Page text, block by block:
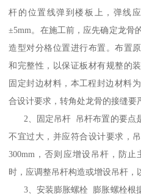
杆的位置线弹到楼板上，弹线
±5mm。在施工前，应先确定龙骨
造型对分格位置进行布置。布置
和完整性，以保证板材有规整的
固定封边材料，本工程封边材料
合设计要求，转角处龙骨的接缝要
2、固定吊杆 吊杆布置的要点
不宜过大，并应符合设计要求，
300mm，否则应增设吊杆，防
时，应调整吊杆构造或增设吊杆，
3、安装膨胀螺栓 膨胀螺栓根